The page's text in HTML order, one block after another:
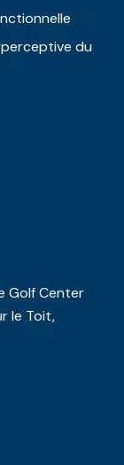
du
Golf Center
le Toit,